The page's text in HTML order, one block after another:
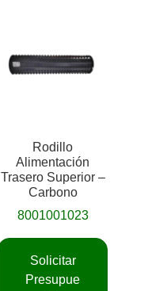
Rodillo
Alimentación
Trasero Superior –
Carbono
8001001023
Solicitar
Presupue